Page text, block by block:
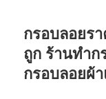
กรอบลอยร
ถูก ร้านทำก
กรอบลอยผ้